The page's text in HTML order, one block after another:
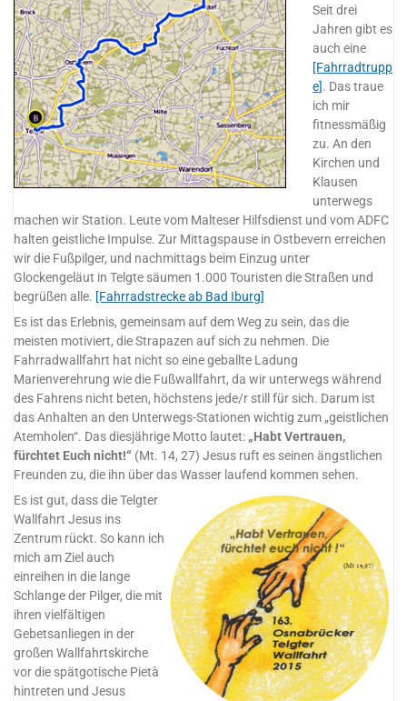
Seit drei
Jahren gibt es
auch eine
[Fahrradtrupp
e]. Das traue
ich mir
fitnessmäßig
zu. An den
Kirchen und
Klausen
unterwegs
machen wir Station. Leute vom Malteser Hilfsdienst und vom ADFC
halten geistliche Impulse. Zur Mittagspause in Ostbevern erreichen
wir die Fußpilger, und nachmittags beim Einzug unter
Glockengeläut in Telgte säumen 1.000 Touristen die Straßen und
begrüßen alle. [Fahrradstrecke ab Bad Iburg]
Es ist das Erlebnis, gemeinsam auf dem Weg zu sein, das die
meisten motiviert, die Strapazen auf sich zu nehmen. Die
Fahrradwallfahrt hat nicht so eine geballte Ladung
Marienverehrung wie die Fußwallfahrt, da wir unterwegs während
des Fahrens nicht beten, höchstens jede/r still für sich. Darum ist
das Anhalten an den Unterwegs-Stationen wichtig zum „geistlichen
Atemholen“. Das diesjährige Motto lautet: „Habt Vertrauen,
fürchtet Euch nicht!“ (Mt. 14, 27) Jesus ruft es seinen ängstlichen
Freunden zu, die ihn über das Wasser laufend kommen sehen.
Es ist gut, dass die Telgter
Wallfahrt Jesus ins
Zentrum rückt. So kann ich
mich am Ziel auch
einreihen in die lange
Schlange der Pilger, die mit
ihren vielfältigen
Gebetsanliegen in der
großen Wallfahrtskirche
vor die spätgotische Pietà
hintreten und Jesus